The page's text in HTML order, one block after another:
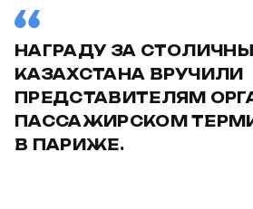
НАГРАДУ ЗА
КАЗАХСТАНА ВРУЧИЛИ
ПРЕДСТАВИТЕЛЯМ
ПАССАЖИРСКОМ
В ПАРИЖЕ.